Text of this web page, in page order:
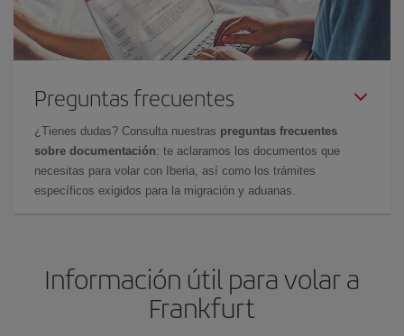
Preguntas frecuentes
¿Tienes dudas? Consulta nuestras preguntas frecuentes
sobre documentación: te aclaramos los documentos que
necesitas para volar con Iberia, así como los trámites
específicos exigidos para la migración y aduanas.
Información útil para volar a
Frankfurt